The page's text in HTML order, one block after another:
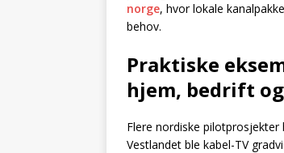
norge, hvor lokale
behov.
Praktiske
hjem, bedrift
Flere nordiske pilotprosjekter
Vestlandet ble kabel-TV